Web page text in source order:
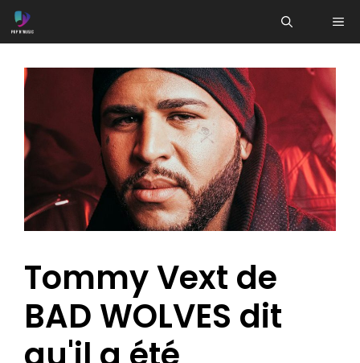
Aller
au
Tommy Vext de
BAD WOLVES dit